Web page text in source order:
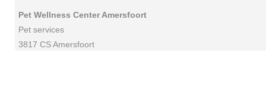
Pet Wellness Center Amersfoort
Pet services
3817 CS Amersfoort